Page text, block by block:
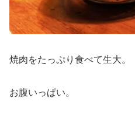
焼肉をたっぷり食べて生大。
お腹いっぱい。